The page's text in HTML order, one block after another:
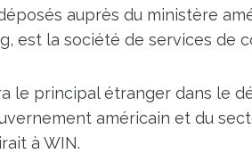
auprès du ministère
est la société de services de
le principal étranger dans le
américain et du
à WIN.